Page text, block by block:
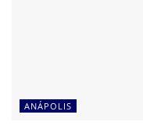
ANÁPOLIS